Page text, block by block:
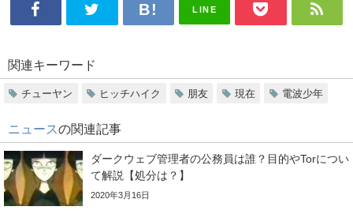
LINE
関連キーワード
チューヤン ヒッチハイク 朋友 現在 電波少年
ニュースの関連記事
ダークウェブ管理者の公務員は誰？目的やTorについ
て解説【処分は？】
2020年3月16日